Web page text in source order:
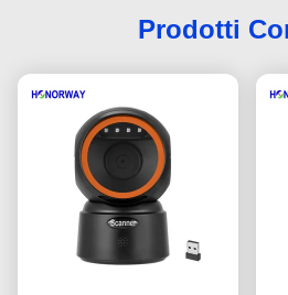
Prodotti